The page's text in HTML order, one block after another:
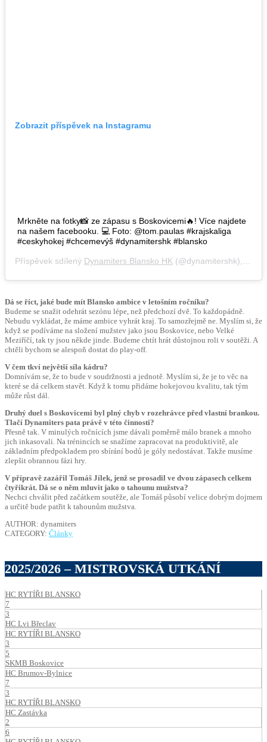
Zobrazit příspěvek na Instagramu
Mrkněte na fotky📸 ze zápasu s Boskovicemi🔥! Více najdete
na našem facebooku. 💻 Foto: @tom.paulas #krajskaliga
#ceskyhokej #chcemevýš #dynamitershk #blansko
Příspěvek sdílený Dynamiters Blansko HK (@dynamitershk),
Dá se říct, jaké bude mít Blansko ambice v letošním ročníku?
Budeme se snažit odehrát sezónu lépe, než předchozí dvě. To každopádně.
Nebudu vykládat, že máme ambice vyhrát kraj. To samozřejmě ne. Myslím si, že
když se podíváme na složení mužstev jako jsou Boskovice, nebo Velké
Meziříčí, tak ty jsou někde jinde. Budeme chtít hrát důstojnou roli v soutěži. A
chtěli bychom se alespoň dostat do play-off.
V čem tkví největší síla kádru?
Domnívám se, že to bude v soudržnosti a jednotě. Myslím si, že je to věc na
které se dá celkem stavět. Když k tomu přidáme hokejovou kvalitu, tak tým
může růst dál.
Druhý duel s Boskovicemi byl plný chyb v rozehrávce před vlastní brankou.
Tlačí Dynamiters pata právě v této činnosti?
Přesně tak. V minulých ročnících jsme dávali poměrně málo branek a mnoho
jich inkasovali. Na trénincích se snažíme zapracovat na produktivitě, ale
základním předpokladem pro sbírání bodů je góly nedostávat. Takže musíme
zlepšit obrannou fázi hry.
V přípravě zazářil Tomáš Jílek, jenž se prosadil ve dvou zápasech celkem
čtyřikrát. Dá se o něm mluvit jako o tahounu mužstva?
Nechci chválit před začátkem soutěže, ale Tomáš působí velice dobrým dojmem
a určitě bude patřit k tahounům mužstva.
AUTHOR: dynamiters
CATEGORY: Články
2025/2026 – MISTROVSKÁ UTKÁNÍ
HC RYTÍŘI BLANSKO
7
3
HC Lvi Břeclav
HC RYTÍŘI BLANSKO
3
5
SKMB Boskovice
HC Brumov-Bylnice
7
3
HC RYTÍŘI BLANSKO
HC Zastávka
2
6